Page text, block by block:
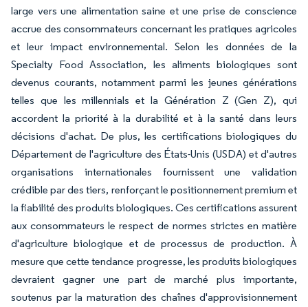
large vers une alimentation saine et une prise de conscience
accrue des consommateurs concernant les pratiques agricoles
et leur impact environnemental. Selon les données de la
Specialty Food Association, les aliments biologiques sont
devenus courants, notamment parmi les jeunes générations
telles que les millennials et la Génération Z (Gen Z), qui
accordent la priorité à la durabilité et à la santé dans leurs
décisions d'achat. De plus, les certifications biologiques du
Département de l'agriculture des États-Unis (USDA) et d'autres
organisations internationales fournissent une validation
crédible par des tiers, renforçant le positionnement premium et
la fiabilité des produits biologiques. Ces certifications assurent
aux consommateurs le respect de normes strictes en matière
d'agriculture biologique et de processus de production. À
mesure que cette tendance progresse, les produits biologiques
devraient gagner une part de marché plus importante,
soutenus par la maturation des chaînes d'approvisionnement